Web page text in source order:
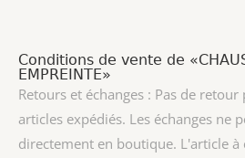
Conditions de vente de
EMPREINTE»
Retours et échanges : Pas de
articles expédiés. Les échanges ne
directement en boutique. L'article à